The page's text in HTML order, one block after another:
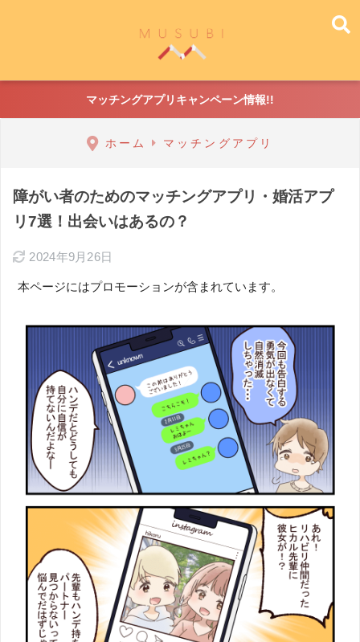
マッチングアプリキャンペーン情報!!
ホーム マッチングアプリ
障がい者のためのマッチングアプリ・婚活アプ
リ7選！出会いはあるの？
2024年9月26日
本ページにはプロモーションが含まれています。